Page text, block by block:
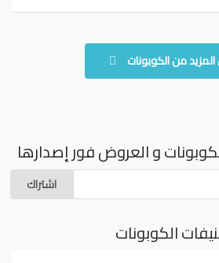
من الكوبونات
و العروض فور إصدارها
اشتراك
الكوبونات